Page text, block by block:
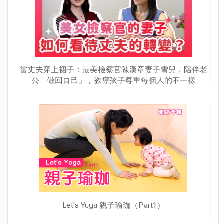
當丈夫穿上裙子：最美檢察官陳漢章妻子雪兒，陪伴老
公「做回自己」，教導孩子尊重每個人的不一樣
Let's Yoga 親子瑜珈（Part1）